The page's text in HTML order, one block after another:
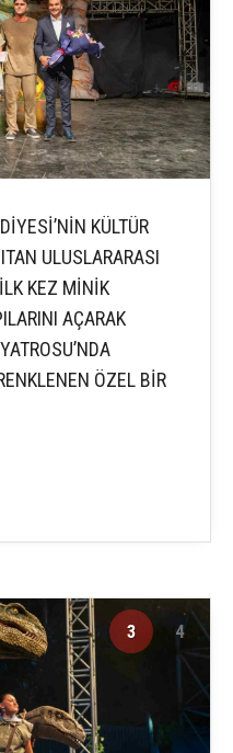
KÜLTÜR
ULUSLARARASI
KEZ MİNİK
AÇARAK
ÖZEL BİR
3 4